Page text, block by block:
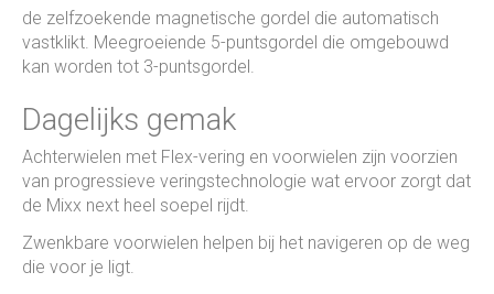
de zelfzoekende magnetische gordel die automatisch
vastklikt. Meegroeiende 5-puntsgordel die omgebouwd
kan worden tot 3-puntsgordel.
Dagelijks gemak
Achterwielen met Flex-vering en voorwielen zijn voorzien
van progressieve veringstechnologie wat ervoor zorgt dat
de Mixx next heel soepel rijdt.
Zwenkbare voorwielen helpen bij het navigeren op de weg
die voor je ligt.